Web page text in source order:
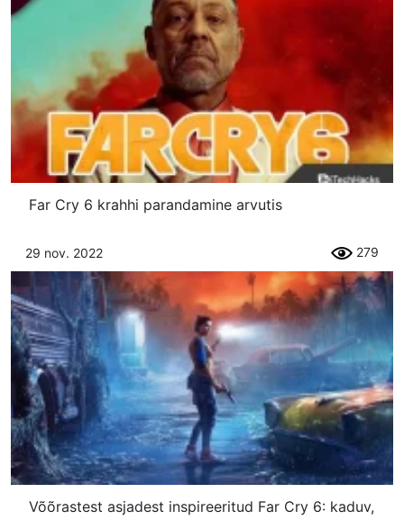
Far Cry 6 krahhi parandamine arvutis
29 nov. 2022 279
Võõrastest asjadest inspireeritud Far Cry 6: kaduv,